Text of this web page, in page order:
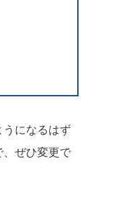
うになるはず
、ぜひ変更で